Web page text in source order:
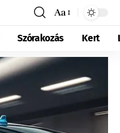
Aa
Szórakozás Kert